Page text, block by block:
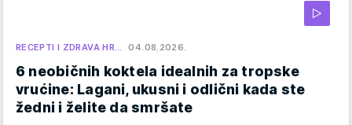
RECEPTI I ZDRAVA HR… 04.08.2026.
6 neobičnih koktela idealnih za tropske
vrućine: Lagani, ukusni i odlični kada ste
žedni i želite da smršate